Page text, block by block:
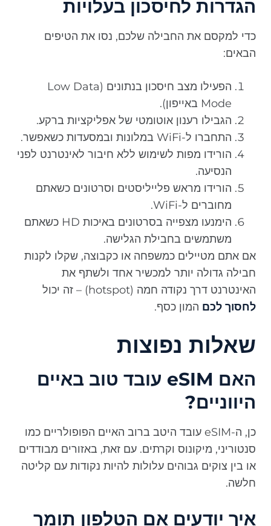
הגדרות לחיסכון בעלויות
כדי למקסם את החבילה שלכם, נסו את הטיפים
הבאים:
הפעילו מצב חיסכון בנתונים (Low Data
Mode באייפון).
הגבילו רענון אוטומטי של אפליקציות ברקע.
התחברו ל-WiFi במלונות ובמסעדות כשאפשר.
הורידו מפות לשימוש ללא חיבור לאינטרנט לפני
הנסיעה.
הורידו מראש פלייליסטים וסרטונים כשאתם
מחוברים ל-WiFi.
הימנעו מצפייה בסרטונים באיכות HD כשאתם
משתמשים בחבילת הגלישה.
אם אתם מטיילים כמשפחה או כקבוצה, שקלו לקנות
חבילה גדולה יותר למכשיר אחד ולשתף את
האינטרנט דרך נקודה חמה (hotspot) – זה יכול
לחסוך לכםהמון כסף.
שאלות נפוצות
האם eSIM עובד טוב באיים
היווניים?
כן, ה-eSIM עובד היטב ברוב האיים הפופולריים כמו
סנטוריני, מיקונוס וקרתים. עם זאת, באזורים מבודדים
או בין צוקים גבוהים עלולות להיות נקודות עם קליטה
חלשה.
איך יודעים אם הטלפון תומך